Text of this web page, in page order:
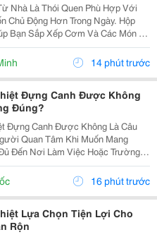
Nhà Là Thói Quen Phù Hợp Với
Chủ Động Hơn Trong Ngày. Hộp
Bạn Sắp Xếp Cơm Và Các Món Ăn
Tiện Mang Theo Đến Trường,
Chuyến Đi. Chọn Hộp Có14 phút trước
Đựng Canh Được Không
Đúng?
Đựng Canh Được Không Là Câu
Quan Tâm Khi Muốn Mang
Đến Nơi Làm Việc Hoặc Trường
Thức Ăn Khô, Canh Là Món Ăn
Người Dùng Thường Lo Ngại Về
16 phút trước
Lựa Chọn Tiện Lợi Cho
Rộn